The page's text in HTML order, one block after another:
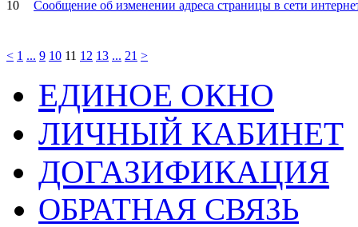
10 Сообщение об изменении адреса страницы в сети
< 1 ... 9 10 11 12 13 ... 21 >
ЕДИНОЕ ОКНО
ЛИЧНЫЙ КАБИНЕТ
ДОГАЗИФИКАЦИЯ
ОБРАТНАЯ СВЯЗЬ